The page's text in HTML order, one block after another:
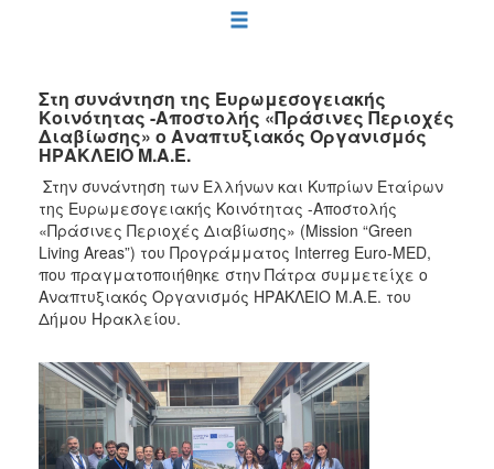
ΕΠΙΣΚΕΠΤΗΣ
ΗΡΑΚΛΕΙΟ
Στη συνάντηση της Ευρωμεσογειακής
Κοινότητας -Αποστολής «Πράσινες Περιοχές
Διαβίωσης» ο Αναπτυξιακός Οργανισμός
ΗΡΑΚΛΕΙΟ Μ.Α.Ε.
Στην συνάντηση των Ελλήνων και Κυπρίων Εταίρων
της Ευρωμεσογειακής Κοινότητας -Αποστολής
«Πράσινες Περιοχές Διαβίωσης» (Mission “Green
Living Areas”) του Προγράμματος Interreg Euro-MED,
που πραγματοποιήθηκε στην Πάτρα συμμετείχε ο
Αναπτυξιακός Οργανισμός ΗΡΑΚΛΕΙΟ Μ.Α.Ε. του
Δήμου Ηρακλείου.